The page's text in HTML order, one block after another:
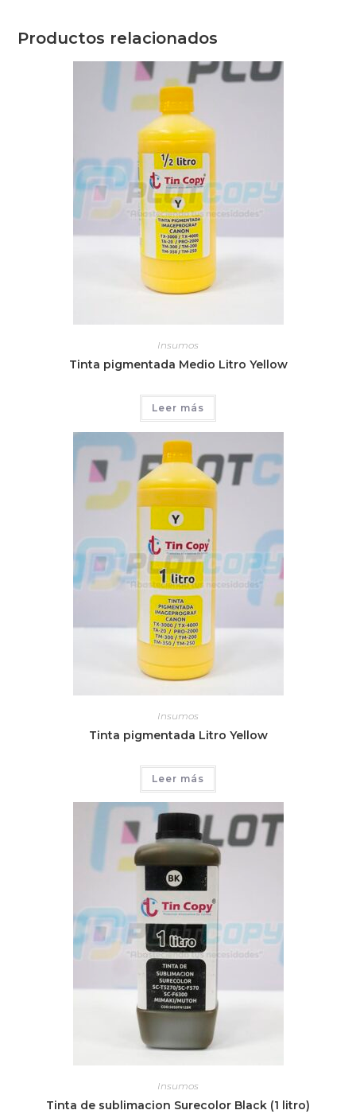
Productos relacionados
Insumos
Tinta pigmentada Medio Litro Yellow
Leer más
Insumos
Tinta pigmentada Litro Yellow
Leer más
Insumos
Tinta de sublimacion Surecolor Black (1 litro)